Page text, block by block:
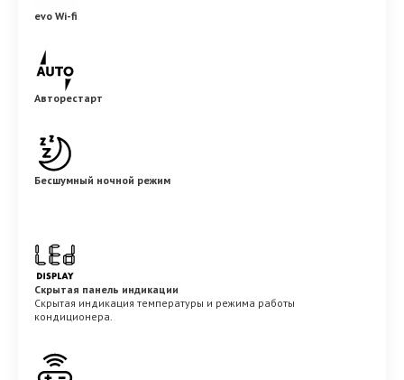
evo Wi-fi
Авторестарт
Бесшумный ночной режим
Скрытая панель индикации
Скрытая индикация температуры и режима работы
кондиционера.